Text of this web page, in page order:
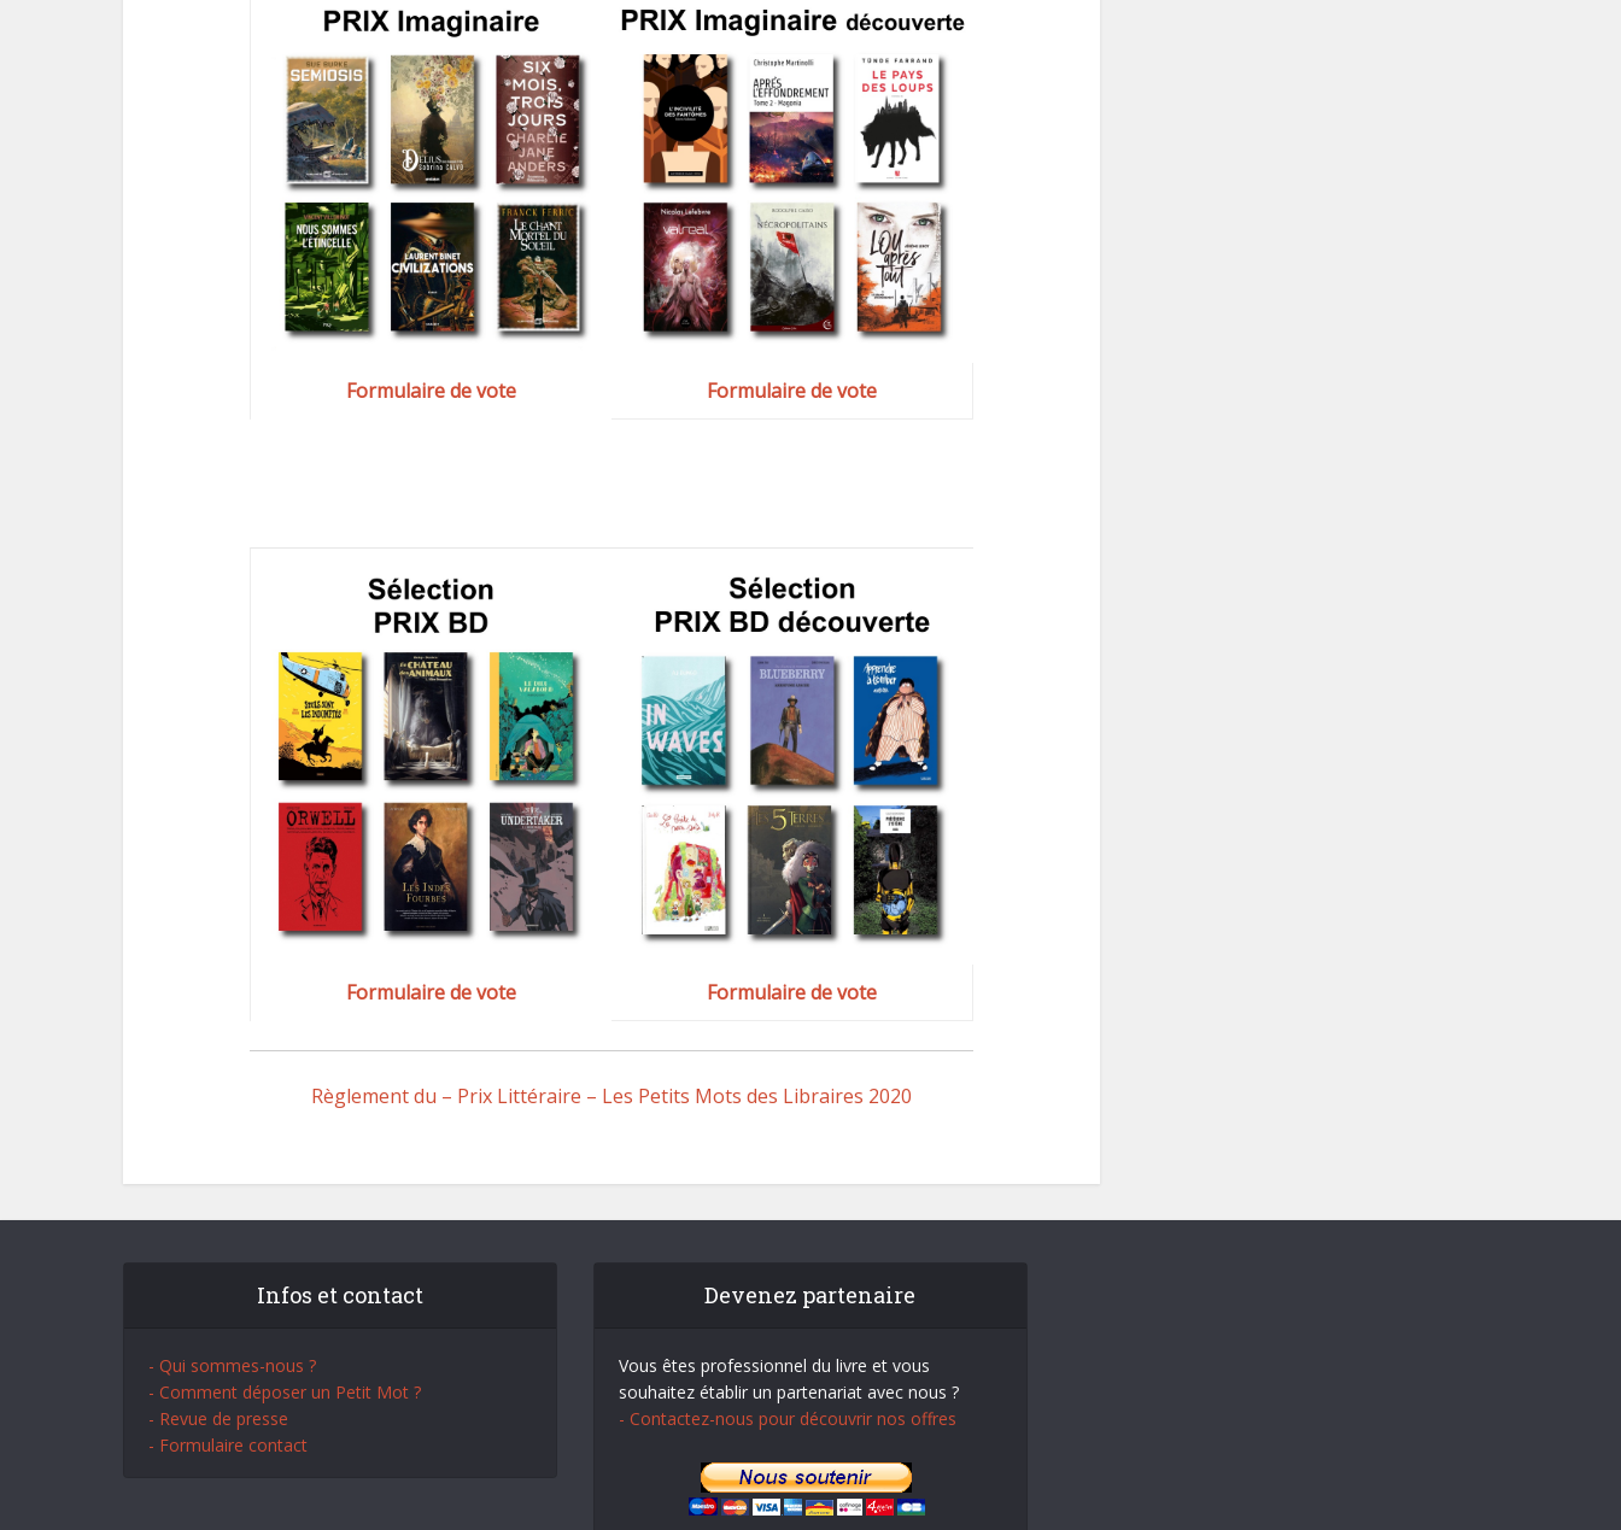
Formulaire de vote Formulaire de vote
Formulaire de vote Formulaire de vote
Règlement du – Prix Littéraire – Les Petits Mots des Libraires 2020
Infos et contact
- Qui sommes-nous ?
- Comment déposer un Petit Mot ?
- Revue de presse
- Formulaire contact
Devenez partenaire
Vous êtes professionnel du livre et vous
souhaitez établir un partenariat avec nous ?
- Contactez-nous pour découvrir nos offres